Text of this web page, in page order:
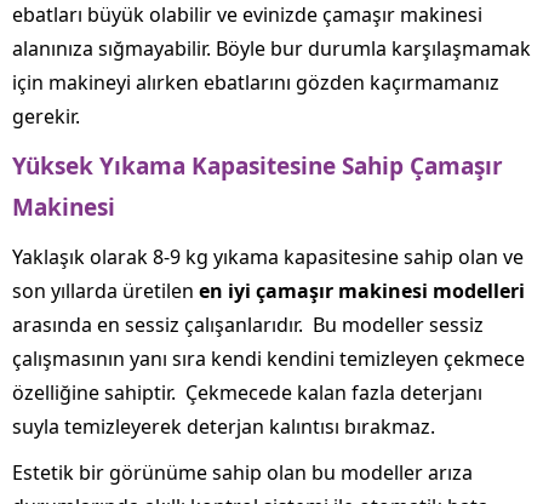
ebatları büyük olabilir ve evinizde çamaşır makinesi
alanınıza sığmayabilir. Böyle bur durumla karşılaşmamak
için makineyi alırken ebatlarını gözden kaçırmamanız
gerekir.
Yüksek Yıkama Kapasitesine Sahip Çamaşır
Makinesi
Yaklaşık olarak 8-9 kg yıkama kapasitesine sahip olan ve
son yıllarda üretilen en iyi çamaşır makinesi modelleri
arasında en sessiz çalışanlarıdır. Bu modeller sessiz
çalışmasının yanı sıra kendi kendini temizleyen çekmece
özelliğine sahiptir. Çekmecede kalan fazla deterjanı
suyla temizleyerek deterjan kalıntısı bırakmaz.
Estetik bir görünüme sahip olan bu modeller arıza